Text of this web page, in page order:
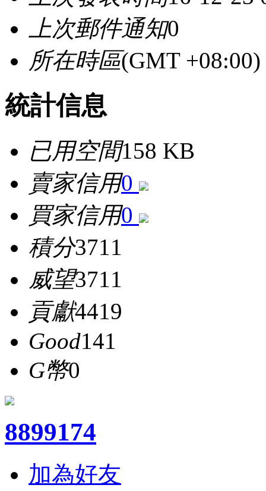
上次郵件通知0
所在時區(GMT
統計信息
已用空間158 KB
賣家信用0
買家信用0
積分3711
威望3711
貢獻4419
Good141
G幣0
8899174
加為好友